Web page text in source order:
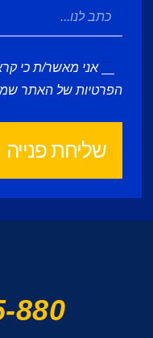
אני מאשר/ת כי
הפרטיות של האתר
שליחת פנייה
880